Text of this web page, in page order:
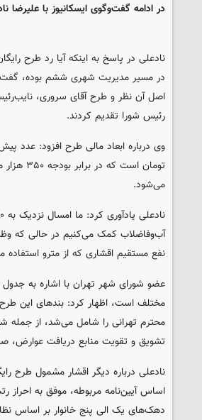
در ادامه گفت‌وگوی ایسکانیوز با علیرضا
در مسیر مدیریت شهری ششم بوده، گفت:
اصل آن نظر و طرح آقای سروری،
رئیس شورا تقدیم کردند.
تومان
می‌شود.
نفع مستقیم اقشاری که از مترو استفاده
عضو شورای شهر تهران با اشاره به
مختلف است، اظهار کرد: بندهای این
محترم تهرانی را شامل می‌شد، از
تشویق و تقویت منابع دریافت عوارض،
نادعلی درباره دیگر اقشار مشمول طرح
اساس آیین‌نامه مربوطه، موفق به احراز
دهک‌های یک الی پنج خانوار بر اساس